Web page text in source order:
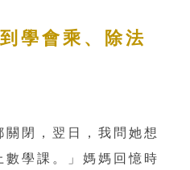
學會乘、除法
關閉，翌日，我問她想
學課。」媽媽回憶時